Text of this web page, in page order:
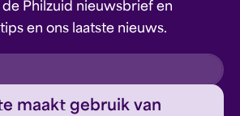
maakt gebruik van
Philzuid nieuwsbrief en
en ons laatste nieuws.